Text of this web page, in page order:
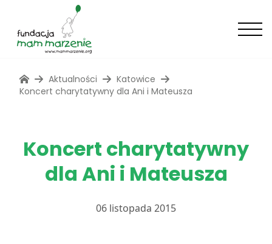
Aktualności
Katowice
Koncert charytatywny dla Ani i Mateusza
Koncert charytatywny
dla Ani i Mateusza
06 listopada 2015